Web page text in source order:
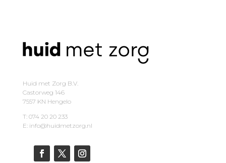
Huid met Zorg B.V.
Castorweg 146
7557 KN Hengelo
T: 074 20 20 233
E: info@huidmetzorg.nl